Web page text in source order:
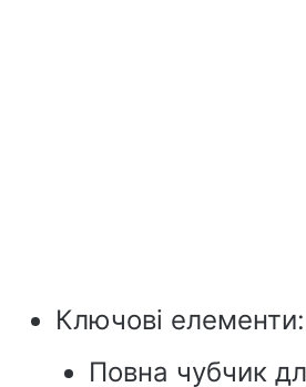
Ключові елементи:
Повна чубчик